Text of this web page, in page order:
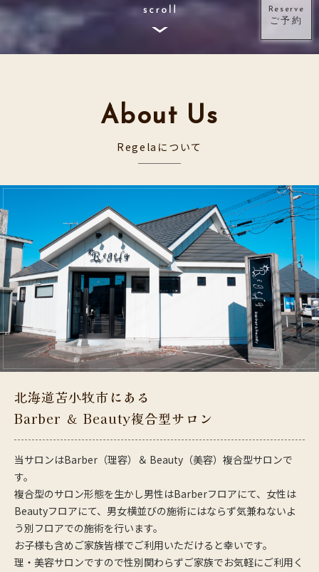
Reserve
ご予約
About Us
Regelaについて
北海道苫小牧市にある
Barber ＆ Beauty複合型サロン
当サロンはBarber（理容）＆ Beauty（美容）複合型サロンで
す。
複合型のサロン形態を生かし男性はBarberフロアにて、女性は
Beautyフロアにて、男女横並びの施術にはならず気兼ねないよ
う別フロアでの施術を行います。
お子様も含めご家族皆様でご利用いただけると幸いです。
理・美容サロンですので性別関わらずご家族でお気軽にご利用く